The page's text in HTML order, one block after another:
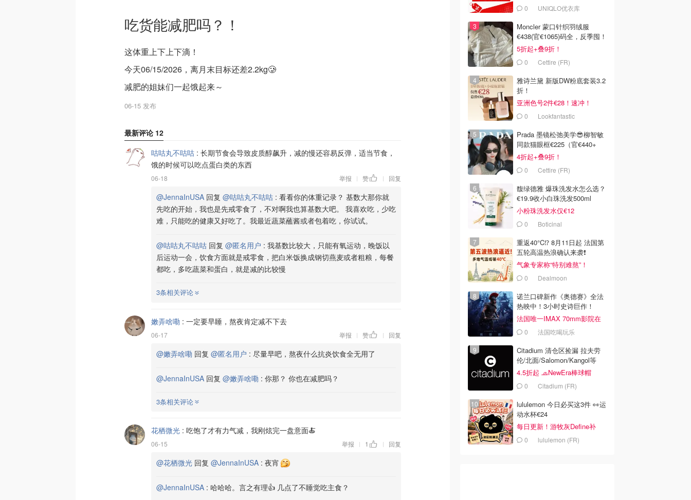
吃货能减肥吗？！
这体重上下上下滴！
今天06/15/2026，离月末目标还差2.2kg🥲
减肥的姐妹们一起饿起来～
06-15 发布
最新评论 12
咕咕丸不咕咕 : 长期节食会导致皮质醇飙升，减的慢还容易反弹，适当节食，
饿的时候可以吃点蛋白类的东西
06-18 举报 | 赞 | 回复
@JennaInUSA 回复 @咕咕丸不咕咕 : 看看你的体重记录？ 基数大那你就
先吃的开始，我也是先戒零食了，不对啊我也算基数大吧。 我喜欢吃，少吃
难，只能吃的健康又好吃了。我最近蔬菜蘸酱或者包着吃，你试试。
@咕咕丸不咕咕 回复 @匿名用户 : 我基数比较大，只能有氧运动，晚饭以
后运动一会，饮食方面就是戒零食，把白米饭换成钢切燕麦或者粗粮，每餐
都吃，多吃蔬菜和蛋白，就是减的比较慢
3条相关评论
嫩弄啥嘞 : 一定要早睡，熬夜肯定减不下去
06-17 举报 | 赞 | 回复
@嫩弄啥嘞 回复 @匿名用户 : 尽量早吧，熬夜什么抗炎饮食全无用了
@JennaInUSA 回复 @嫩弄啥嘞 : 你那？ 你也在减肥吗？
3条相关评论
花栖微光 : 吃饱了才有力气减，我刚炫完一盘意面🍝
06-15 举报 | 1 | 回复
@花栖微光 回复 @JennaInUSA : 夜宵
@JennaInUSA : 哈哈哈。言之有理👍 几点了不睡觉吃主食？
0 UNIQLO优衣库
Moncler 蒙口针织羽绒服
€438(官€1065)码全，反季囤！
5折起+叠9折！
0 Cettire (FR)
雅诗兰黛 新版DW粉底套装3.2
折！
亚洲色号2件€28！速冲！
0 Lookfantastic
Prada 墨镜松弛美学😎柳智敏
同款猫眼框€225（官€440+
4折起+叠9折！
0 Cettire (FR)
馥绿德雅 爆珠洗发水怎么选？
€19.9收小白珠洗发500ml
小粉珠洗发水仅€12
0 Boticinal
重返40°C⁉️ 8月11日起 法国第
五轮高温热浪确认来袭❗️
气象专家称“特别难熬”！
0 Dealmoon
诺兰口碑新作《奥德赛》全法
热映中！3小时史诗巨作！
法国唯一IMAX 70mm影院在
哪？0 法国吃喝玩乐
Citadium 清仓区捡漏 拉夫劳
伦/北面/Salomon/Kangol等
4.5折起 🧢NewEra棒球帽
€18.2
0 Citadium (FR)
lululemon 今日必买这3件 👀运
动水杯€24
每日更新！游牧灰Define补
货！0 lululemon (FR)